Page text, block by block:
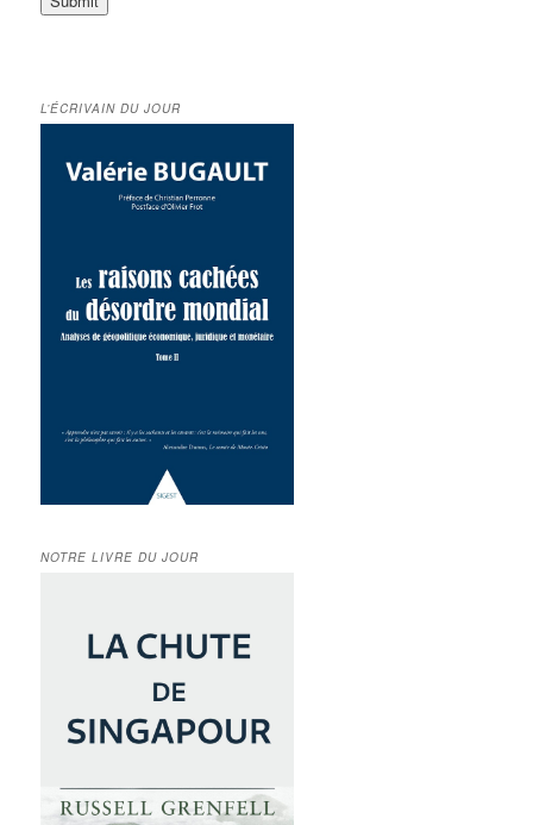
L’ÉCRIVAIN DU JOUR
NOTRE LIVRE DU JOUR